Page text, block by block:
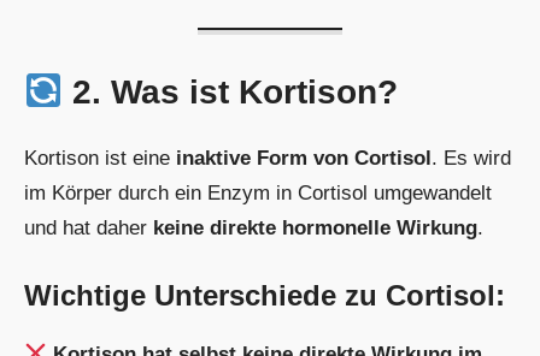
2. Was ist Kortison?
Kortison ist eine inaktive Form von Cortisol. Es wird
im Körper durch ein Enzym in Cortisol umgewandelt
und hat daher keine direkte hormonelle Wirkung.
Wichtige Unterschiede zu Cortisol: